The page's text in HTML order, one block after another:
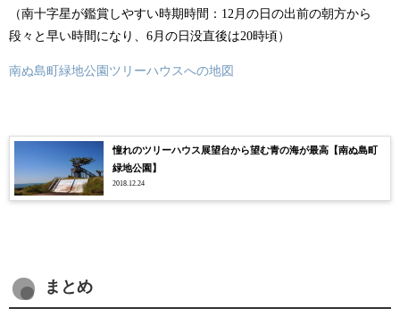
（南十字星が鑑賞しやすい時期時間：12月の日の出前の朝方から
段々と早い時間になり、6月の日没直後は20時頃）
南ぬ島町緑地公園ツリーハウスへの地図
憧れのツリーハウス展望台から望む青の海が最高【南ぬ島町
緑地公園】
2018.12.24
まとめ